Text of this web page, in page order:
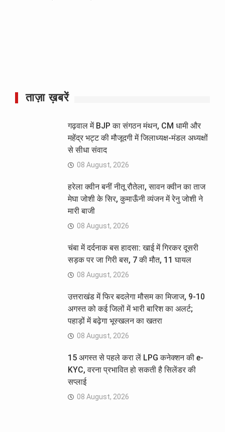
ताज़ा ख़बरें
गढ़वाल में BJP का संगठन मंथन, CM धामी और
महेंद्र भट्ट की मौजूदगी में जिलाध्यक्ष-मंडल अध्यक्षों
से सीधा संवाद
08 August, 2026
हरेला क्वीन बनीं नीतू रौतेला, सावन क्वीन का ताज
मेघा जोशी के सिर, कुमाऊँनी व्यंजन में रेनु जोशी ने
मारी बाजी
08 August, 2026
चंबा में दर्दनाक बस हादसा: खाई में गिरकर दूसरी
सड़क पर जा गिरी बस, 7 की मौत, 11 घायल
08 August, 2026
उत्तराखंड में फिर बदलेगा मौसम का मिजाज, 9-10
अगस्त को कई जिलों में भारी बारिश का अलर्ट;
पहाड़ों में बढ़ेगा भूस्खलन का खतरा
08 August, 2026
15 अगस्त से पहले करा लें LPG कनेक्शन की e-
KYC, वरना प्रभावित हो सकती है सिलेंडर की
सप्लाई
08 August, 2026